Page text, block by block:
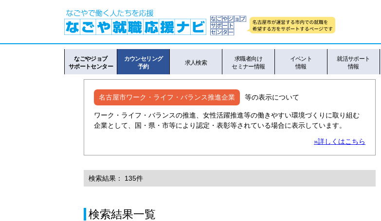
なごやジョブ
サポートセンター
カウンセリング
予約
求人検索
求職者向け
セミナー情報
イベント
情報
就活サポート
情報
名古屋市ワーク・ライフ・バランス推進企業 等の表示について
ワーク・ライフ・バランスの推進、女性活躍推進等の働きやすい環境づくりに取り組む
企業として、国・県・市等により認定・表彰等されている場合に表示しています。
»詳しくはこちら
検索結果： 135件
検索結果一覧